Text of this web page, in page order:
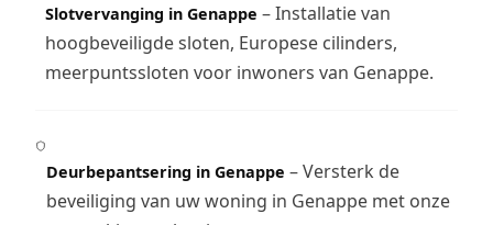
Slotvervanging in Genappe – Installatie van
hoogbeveiligde sloten, Europese cilinders,
meerpuntssloten voor inwoners van Genappe.
Deurbepantsering in Genappe – Versterk de
beveiliging van uw woning in Genappe met onze